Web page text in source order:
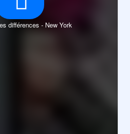
différences - New York